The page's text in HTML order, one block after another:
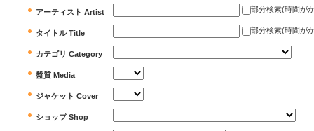
アーティスト Artist 部分検索(時間が
タイトル Title 部分検索(時間が
カテゴリ Category
盤質 Media
ジャケット Cover
ショップ Shop